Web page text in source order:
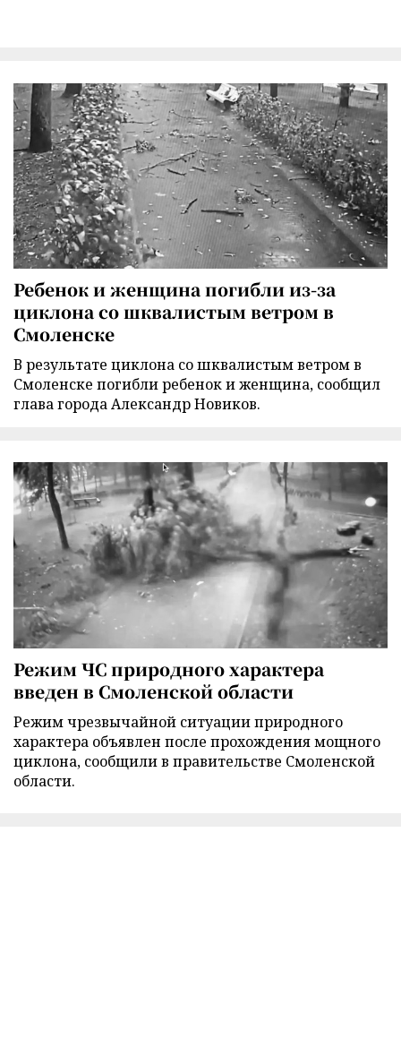
Ребенок и женщина погибли из-за
циклона со шквалистым ветром в
Смоленске
В результате циклона со шквалистым ветром в
Смоленске погибли ребенок и женщина, сообщил
глава города Александр Новиков.
Режим ЧС природного характера
введен в Смоленской области
Режим чрезвычайной ситуации природного
характера объявлен после прохождения мощного
циклона, сообщили в правительстве Смоленской
области.